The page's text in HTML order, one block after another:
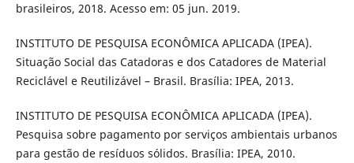
brasileiros, 2018. Acesso em: 05 jun. 2019.
INSTITUTO DE PESQUISA ECONÔMICA APLICADA (IPEA).
Situação Social das Catadoras e dos Catadores de Material
Reciclável e Reutilizável – Brasil. Brasília: IPEA, 2013.
INSTITUTO DE PESQUISA ECONÔMICA APLICADA (IPEA).
Pesquisa sobre pagamento por serviços ambientais urbanos
para gestão de resíduos sólidos. Brasília: IPEA, 2010.